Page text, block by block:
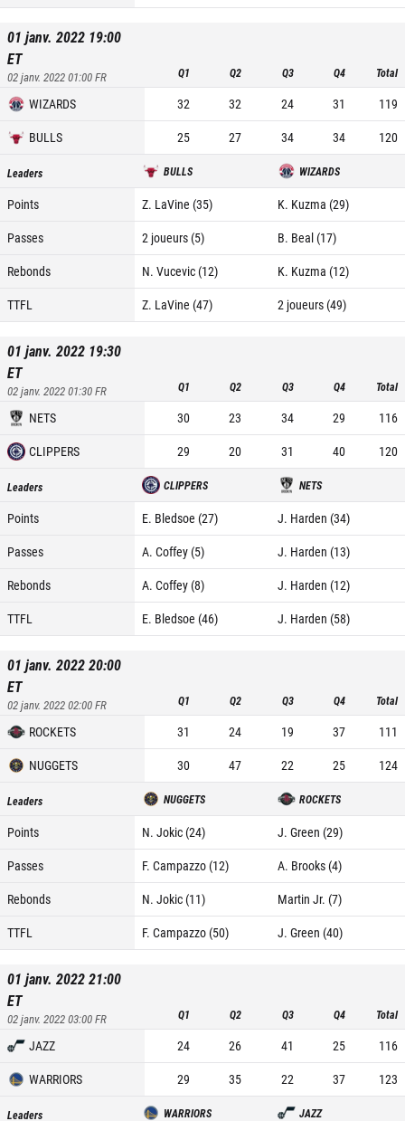
01 janv. 2022 19:00
ET
02 janv. 2022 01:00FR Q1 Q2 Q3 Q4 Total
WIZARDS 32 32 24 31
119
BULLS
25 27 34 34 120
Leaders BULLS WIZARDS
Points Z. LaVine (35)
K. Kuzma (29)
Passes
2 joueurs (5)
B. Beal (17)
Rebonds
N. Vucevic (12)
K. Kuzma (12)
TTFL
Z. LaVine (47) 2 joueurs (49)
01 janv. 2022 19:30
ET
02 janv. 2022 01:30FR Q1 Q2 Q3 Q4 Total
NETS 30 23 34 29
116
CLIPPERS
29 20 31 40 120
Leaders CLIPPERS NETS
Points E. Bledsoe (27)
J. Harden (34)
Passes
A. Coffey (5)
J. Harden (13)
Rebonds
A. Coffey (8)
J. Harden (12)
TTFL
E. Bledsoe (46) J. Harden (58)
01 janv. 2022 20:00
ET
02 janv. 2022 02:00FR Q1 Q2 Q3 Q4 Total
ROCKETS 31 24 19 37
111
NUGGETS
30 47 22 25 124
Leaders NUGGETS ROCKETS
Points N. Jokic (24)
J. Green (29)
Passes
F. Campazzo (12)
A. Brooks (4)
Rebonds
N. Jokic (11)
Martin Jr. (7)
TTFL
F. Campazzo (50) J. Green (40)
01 janv. 2022 21:00
ET
02 janv. 2022 03:00FR Q1 Q2 Q3 Q4 Total
JAZZ 24 26 41 25
116
WARRIORS
29 35 22 37 123
Leaders WARRIORS JAZZ